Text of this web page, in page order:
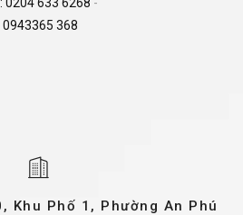
0204 633 6268 -
0943365 368
Khu Phố 1, Phường An Phú